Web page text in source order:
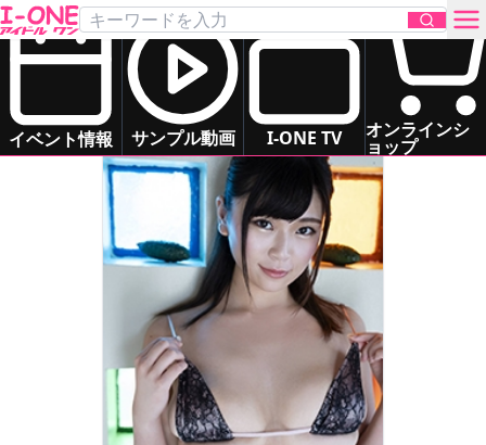
イベント情報 サンプル動画 I-ONE TV オンラインシ
ョップ
お問い合わせ
サンプル動画
イベント情報
芦屋 芽依Ashiya Mei
いもうと系 ドキドキ系